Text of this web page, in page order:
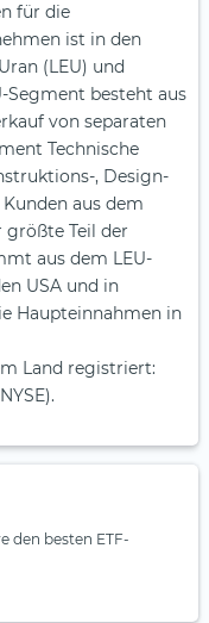
für die
ist in den
(LEU) und
Segment besteht aus
von separaten
Technische
, Design-
aus dem
Teil der
aus dem LEU-
USA und in
Haupteinnahmen in
Land registriert:
den besten ETF-